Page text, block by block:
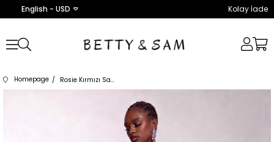
English - USD Kolay İade
Homepage Rosie Kırmızı Saten Elbise